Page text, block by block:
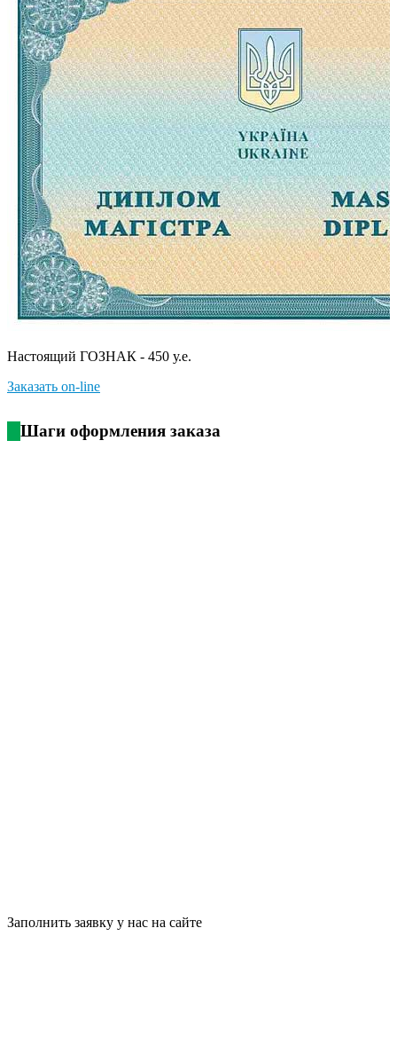
Настоящий ГОЗНАК - 450 у.е.
Заказать on-line
Шаги оформления заказа
Заполнить заявку у нас на сайте